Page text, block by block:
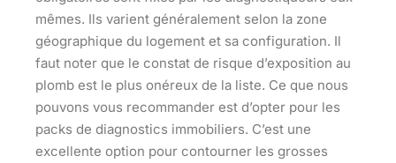
mêmes. Ils varient généralement selon la zone
géographique du logement et sa configuration. Il
faut noter que le constat de risque d’exposition au
plomb est le plus onéreux de la liste. Ce que nous
pouvons vous recommander est d’opter pour les
packs de diagnostics immobiliers. C’est une
excellente option pour contourner les grosses